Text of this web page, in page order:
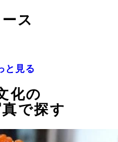
ス
と見る
化の
で探す